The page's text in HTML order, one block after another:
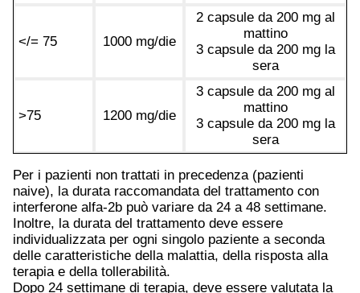
</= 75 1000 mg/die
2 capsule da 200 mg al
mattino
3 capsule da 200 mg la
sera
>75 1200 mg/die
3 capsule da 200 mg al
mattino
3 capsule da 200 mg la
sera
Per i pazienti non trattati in precedenza (pazienti
naive), la durata raccomandata del trattamento con
interferone alfa-2b può variare da 24 a 48 settimane.
Inoltre, la durata del trattamento deve essere
individualizzata per ogni singolo paziente a seconda
delle caratteristiche della malattia, della risposta alla
terapia e della tollerabilità.
Dopo 24 settimane di terapia, deve essere valutata la